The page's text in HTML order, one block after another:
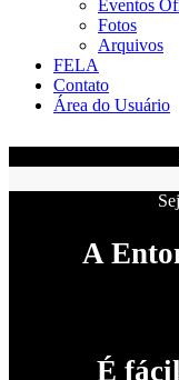
Eventos
Fotos
Arquivos
FELA
Contato
Área do Usuário
A
É